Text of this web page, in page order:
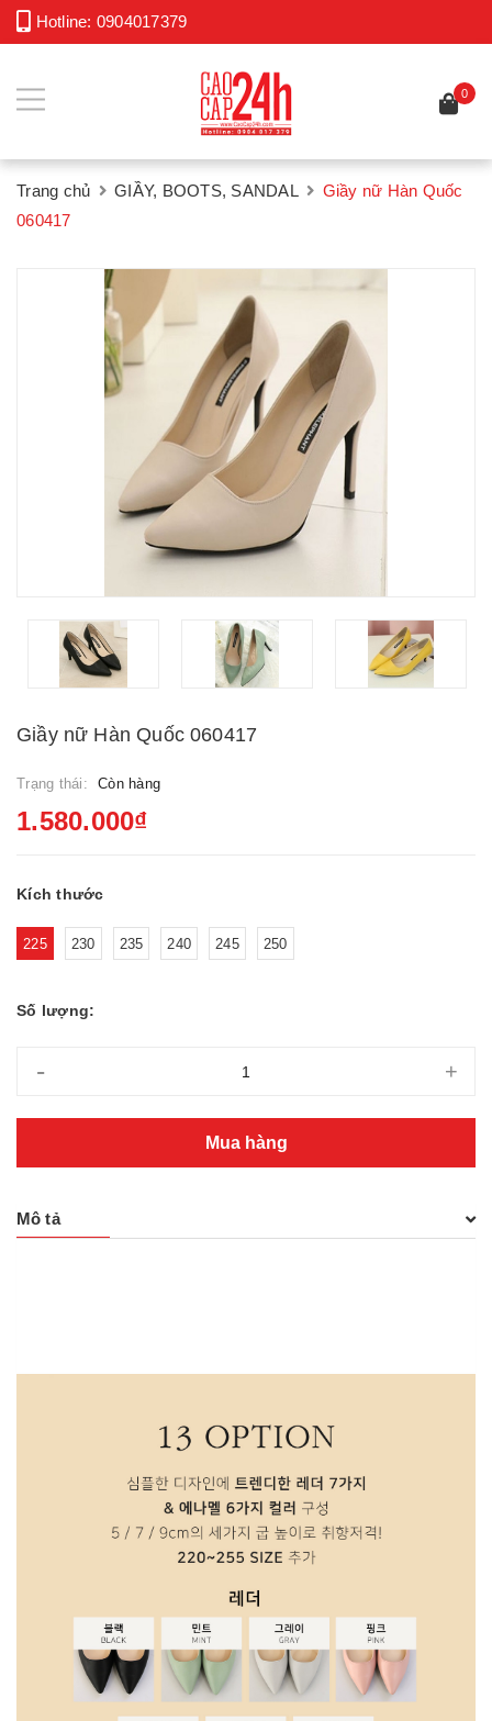
Hotline: 0904017379
0
Trang chủ GIẦY, BOOTS, SANDAL
Giầy nữ Hàn Quốc
060417
Giầy nữ Hàn Quốc 060417
Trạng thái: Còn hàng
1.580.000₫
Kích thước
225 230 235 240 245 250
Số lượng:
- +
Mua hàng
Mô tả